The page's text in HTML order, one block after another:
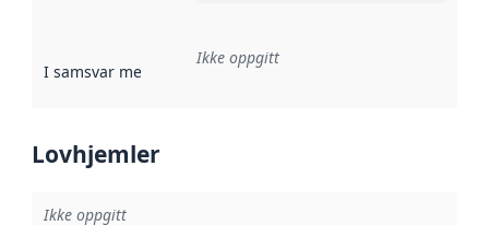
I samsvar med Referanse til en implementasjonsregel
Ikke oppgitt
Lovhjemler
Ikke oppgitt